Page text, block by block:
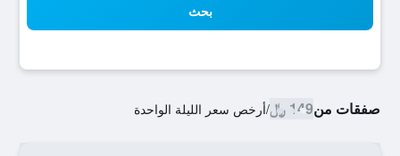
بحث
صفقات من149 ﷼ /أرخص سعر الليلة الواحدة